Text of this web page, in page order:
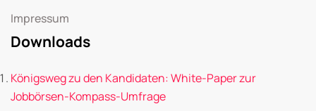
Impressum
Downloads
Königsweg zu den Kandidaten: White-Paper zur
Jobbörsen-Kompass-Umfrage